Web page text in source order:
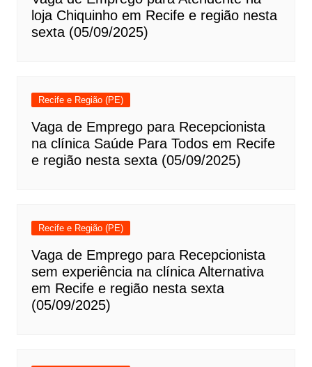
loja Chiquinho em Recife e região nesta
sexta (05/09/2025)
Recife e Região (PE)
Vaga de Emprego para Recepcionista
na clínica Saúde Para Todos em Recife
e região nesta sexta (05/09/2025)
Recife e Região (PE)
Vaga de Emprego para Recepcionista
sem experiência na clínica Alternativa
em Recife e região nesta sexta
(05/09/2025)